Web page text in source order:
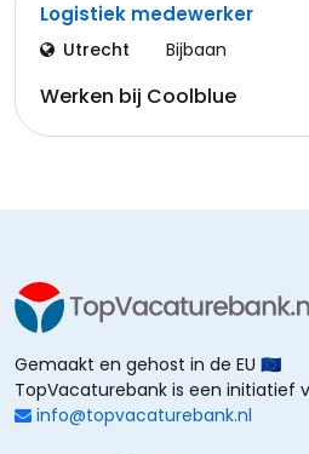
Logistiek medewerker
Utrecht Bijbaan
Werken bij Coolblue
Gemaakt en gehost in de EU 🇪🇺
TopVacaturebank is een initiatief
info@topvacaturebank.nl